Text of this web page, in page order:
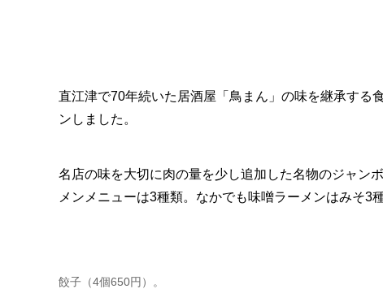
直江津で70年続いた居酒屋「鳥まん」の味を継承する
ンしました。
名店の味を大切に肉の量を少し追加した名物のジャン
メンメニューは3種類。なかでも味噌ラーメンはみそ3
餃子（4個650円）。